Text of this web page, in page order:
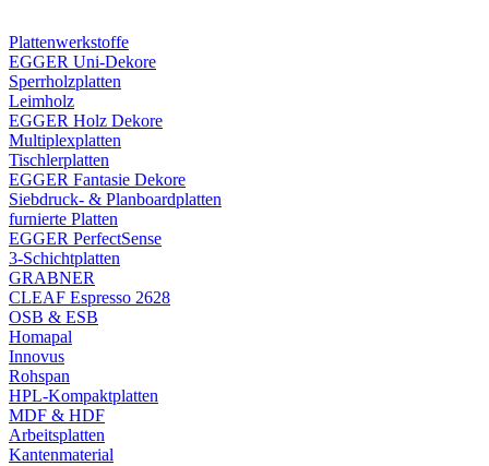
Plattenwerkstoffe
EGGER Uni-Dekore
Sperrholzplatten
Leimholz
EGGER Holz Dekore
Multiplexplatten
Tischlerplatten
EGGER Fantasie Dekore
Siebdruck- & Planboardplatten
furnierte Platten
EGGER PerfectSense
3-Schichtplatten
GRABNER
CLEAF Espresso 2628
OSB & ESB
Homapal
Innovus
Rohspan
HPL-Kompaktplatten
MDF & HDF
Arbeitsplatten
Kantenmaterial